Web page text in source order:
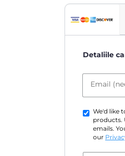
Detaliile
Email
We'd like
products.
emails.
our